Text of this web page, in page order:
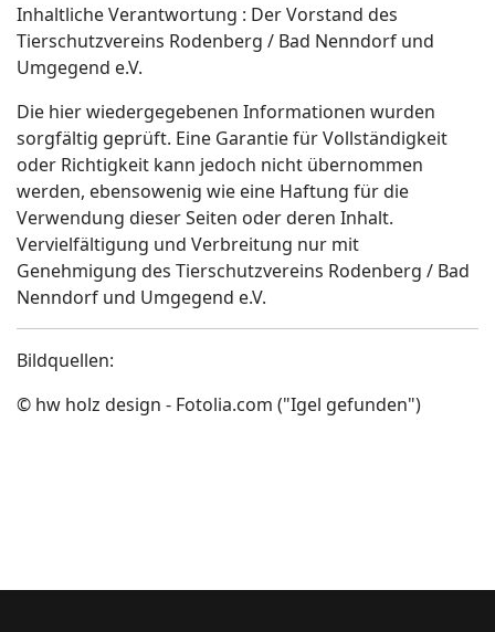
Inhaltliche Verantwortung : Der Vorstand des
Tierschutzvereins Rodenberg / Bad Nenndorf und
Umgegend e.V.
Die hier wiedergegebenen Informationen wurden
sorgfältig geprüft. Eine Garantie für Vollständigkeit
oder Richtigkeit kann jedoch nicht übernommen
werden, ebensowenig wie eine Haftung für die
Verwendung dieser Seiten oder deren Inhalt.
Vervielfältigung und Verbreitung nur mit
Genehmigung des Tierschutzvereins Rodenberg / Bad
Nenndorf und Umgegend e.V.
Bildquellen:
© hw holz design - Fotolia.com ("Igel gefunden")